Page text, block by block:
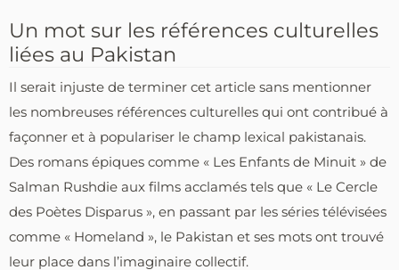
Un mot sur les références culturelles
liées au Pakistan
Il serait injuste de terminer cet article sans mentionner
les nombreuses références culturelles qui ont contribué à
façonner et à populariser le champ lexical pakistanais.
Des romans épiques comme « Les Enfants de Minuit » de
Salman Rushdie aux films acclamés tels que « Le Cercle
des Poètes Disparus », en passant par les séries télévisées
comme « Homeland », le Pakistan et ses mots ont trouvé
leur place dans l’imaginaire collectif.